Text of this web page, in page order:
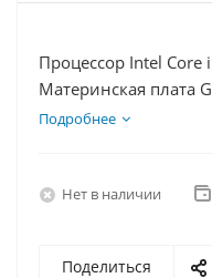
Процессор Intel Core
Материнская плата
Видеокарта RX 6600
Подробнее
Нет в наличии
Поделиться